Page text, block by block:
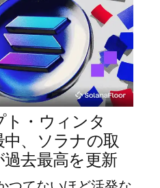
ト・ウィンタ
中、ソラナの取
過去最高を更新